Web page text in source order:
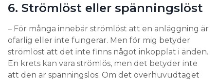
6. Strömlöst eller spänningslöst
– För många innebär strömlöst att en anläggning är
ofarlig eller inte fungerar. Men för mig betyder
strömlöst att det inte finns något inkopplat i änden.
En krets kan vara strömlös, men det betyder inte
att den är spänningslös. Om det överhuvudtaget